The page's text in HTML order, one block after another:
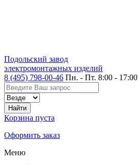
Подольский завод
электромонтажных изделий
8 (495) 798-00-46 Пн. - Пт. 8:00 - 17:00
Корзина пуста
Оформить заказ
Меню